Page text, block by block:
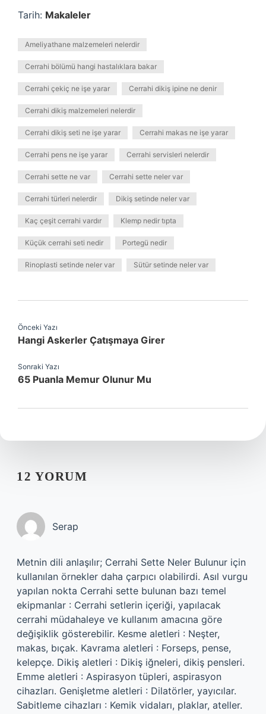
Tarih: Makaleler
Ameliyathane malzemeleri nelerdir
Cerrahi bölümü hangi hastalıklara bakar
Cerrahi çekiç ne işe yarar Cerrahi dikiş ipine ne denir
Cerrahi dikiş malzemeleri nelerdir
Cerrahi dikiş seti ne işe yarar Cerrahi makas ne işe yarar
Cerrahi pens ne işe yarar Cerrahi servisleri nelerdir
Cerrahi sette ne var Cerrahi sette neler var
Cerrahi türleri nelerdir Dikiş setinde neler var
Kaç çeşit cerrahi vardır Klemp nedir tıpta
Küçük cerrahi seti nedir Portegü nedir
Rinoplasti setinde neler var Sütür setinde neler var
Önceki Yazı
Hangi Askerler Çatışmaya Girer
Sonraki Yazı
65 Puanla Memur Olunur Mu
12 YORUM
Serap
Metnin dili anlaşılır; Cerrahi Sette Neler Bulunur için
kullanılan örnekler daha çarpıcı olabilirdi. Asıl vurgu
yapılan nokta Cerrahi sette bulunan bazı temel
ekipmanlar : Cerrahi setlerin içeriği, yapılacak
cerrahi müdahaleye ve kullanım amacına göre
değişiklik gösterebilir. Kesme aletleri : Neşter,
makas, bıçak. Kavrama aletleri : Forseps, pense,
kelepçe. Dikiş aletleri : Dikiş iğneleri, dikiş pensleri.
Emme aletleri : Aspirasyon tüpleri, aspirasyon
cihazları. Genişletme aletleri : Dilatörler, yayıcılar.
Sabitleme cihazları : Kemik vidaları, plaklar, ateller.